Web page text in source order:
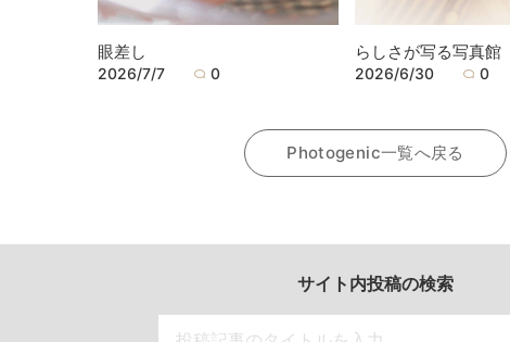
眼差し
2026/7/7 0
らしさが写る写真館
2026/6/30 0
Photogenic一覧へ戻る
サイト内投稿の検索